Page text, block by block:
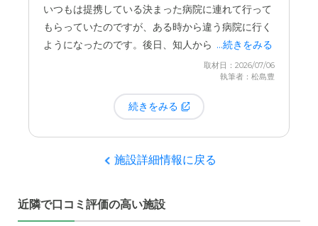
いつもは提携している決まった病院に連れて行って
もらっていたのですが、ある時から違う病院に行く
ようになったのです。後日、知人から「同じ施設か
ら何度も怪我で患者が運ばれてくると、病院側が管
理体制を疑ってどこかに通報することがあるため、
施設側が意図的に病院を変えることがある」という
話を聞きました。もちろん、施設の方に確認したわ
らそういう事情があったのかもしれない、と感じた
ことはありました。
...続きをみる
取材日：2026/07/06
執筆者：松島豊
続きをみる
施設詳細情報に戻る
近隣で口コミ評価の高い施設